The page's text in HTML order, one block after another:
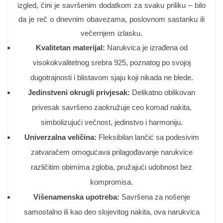
izgled, čini je savršenim dodatkom za svaku priliku – bilo
da je reč o dnevnim obavezama, poslovnom sastanku ili
večernjem izlasku.
Kvalitetan materijal: Narukvica je izrađena od
visokokvalitetnog srebra 925, poznatog po svojoj
dugotrajnosti i blistavom sjaju koji nikada ne blede.
Jedinstveni okrugli privjesak: Delikatno oblikovan
privesak savršeno zaokružuje ceo komad nakita,
simbolizujući večnost, jedinstvo i harmoniju.
Univerzalna veličina: Fleksibilan lančić sa podesivim
zatvaračem omogućava prilagođavanje narukvice
različitim obimima zgloba, pružajući udobnost bez
kompromisa.
Višenamenska upotreba: Savršena za nošenje
samostalno ili kao deo slojevitog nakita, ova narukvica